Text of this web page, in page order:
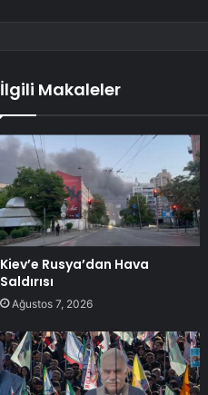
İlgili Makaleler
Kiev’e Rusya’dan Hava
Saldırısı
Ağustos 7, 2026